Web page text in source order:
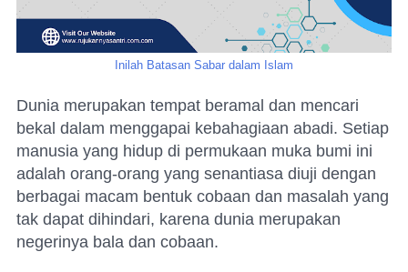
Inilah Batasan Sabar dalam Islam
Dunia merupakan tempat beramal dan mencari
bekal dalam menggapai kebahagiaan abadi. Setiap
manusia yang hidup di permukaan muka bumi ini
adalah orang-orang yang senantiasa diuji dengan
berbagai macam bentuk cobaan dan masalah yang
tak dapat dihindari, karena dunia merupakan
negerinya bala dan cobaan.